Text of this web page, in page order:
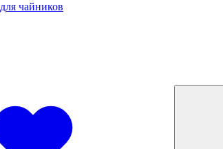
для чайников